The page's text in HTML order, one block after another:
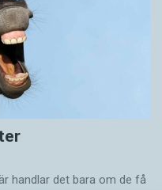
handlar det bara om de få